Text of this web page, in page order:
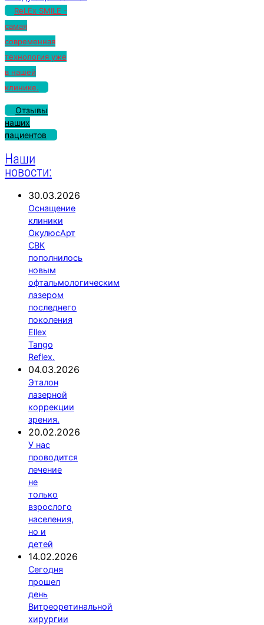
записям
ReLEx SMILE -
самая
современная
технология уже
в нашей
клинике.
Отзывы
наших
пациентов
Наши
новости:
30.03.2026
Оснащение
клиники
ОкулюсАрт
СВК
пополнилось
новым
офтальмологическим
лазером
последнего
поколения
Ellex
Tango
Reflex.
04.03.2026
Эталон
лазерной
коррекции
зрения.
20.02.2026
У нас
проводится
лечение
не
только
взрослого
населения,
но и
детей
14.02.2026
Сегодня
прошел
день
Витреоретинальной
хирургии